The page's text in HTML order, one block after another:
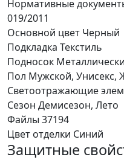
Нормативные
019/2011
Основной цвет Черный
Подкладка Текстиль
Подносок
Пол Мужской, Унисекс,
Светоотражающие
Сезон Демисезон, Лето
Файлы 37194
Цвет отделки Синий
Защитные